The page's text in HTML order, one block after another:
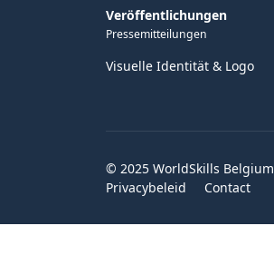
Veröffentlichungen
Pressemitteilungen
Visuelle Identität & Logo
© 2025 WorldSkills Belgium
Privacybeleid
Contact